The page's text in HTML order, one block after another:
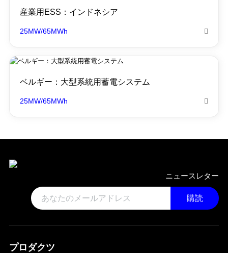
産業用ESS：インドネシア
25MW/65MWh 
ベルギー：大型系統用蓄電システム
25MW/65MWh 
ニュースレター
購読
プロダクツ